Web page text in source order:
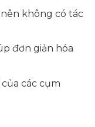
không có tác
đơn giản hóa
các cụm